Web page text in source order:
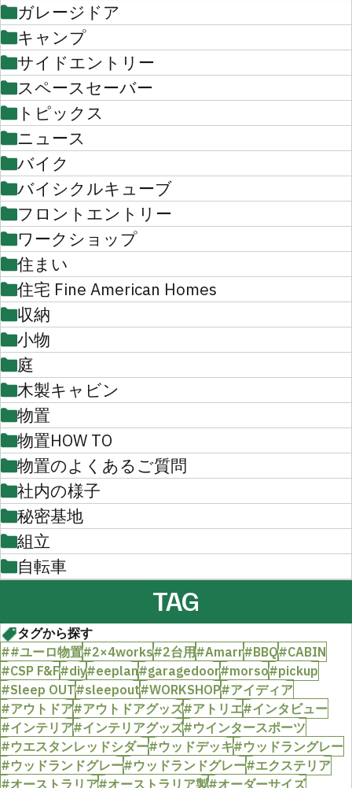
ガレージドア
キャンプ
サイドエントリー
スペースセーバー
トピックス
ニュース
バイク
バイシクルキューブ
フロントエントリー
ワークショップ
住まい
住宅 Fine American Homes
収納
小物
庭
木製キャビン
物置
物置HOW TO
物置のよくあるご質問
社内の様子
秘密基地
組立
自転車
TAG
タグから探す
##ユーロ物置#2×4works#2台用#Amarr#BBQ#CABIN
#CSP F&F#diy#eeplan#garagedoor#morso#pickup
#Sleep OUT#sleepout#WORKSHOP#アイディア
#アウトドア#アウトドアグッズ#アトリエ#インタビュー
#インテリア#インテリアグッズ#ウインタースポーツ
#ウエスタンレッドシダー#ウッドデッキ#ウッドラングレー
#ウッドランドグレー#ウッドランドグレー#エクステリア
#オーストラリア#オーストラリア製#オーダーサイズ